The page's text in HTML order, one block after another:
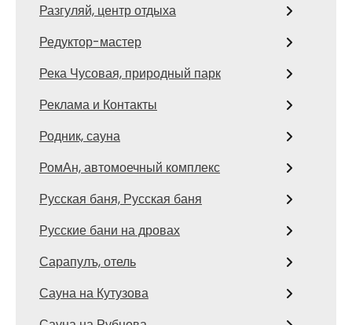
Разгуляй, центр отдыха
Редуктор-мастер
Река Чусовая, природный парк
Реклама и Контакты
Родник, сауна
РомАн, автомоечный комплекс
Русская баня, Русская баня
Русские бани на дровах
Сарапулъ, отель
Сауна на Кутузова